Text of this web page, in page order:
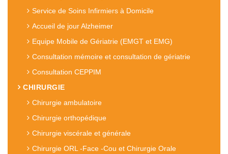
Service de Soins Infirmiers à Domicile
Accueil de jour Alzheimer
Equipe Mobile de Gériatrie (EMGT et EMG)
Consultation mémoire et consultation de gériatrie
Consultation CEPPIM
CHIRURGIE
Chirurgie ambulatoire
Chirurgie orthopédique
Chirurgie viscérale et générale
Chirurgie ORL -Face -Cou et Chirurgie Orale